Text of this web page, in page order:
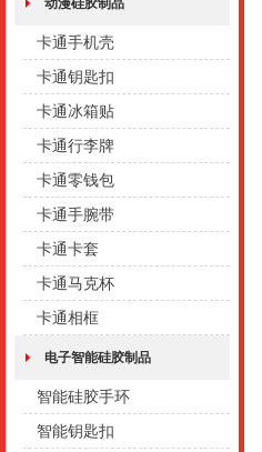
动漫硅胶制品
卡通手机壳
卡通钥匙扣
卡通冰箱贴
卡通行李牌
卡通零钱包
卡通手腕带
卡通卡套
卡通马克杯
卡通相框
电子智能硅胶制品
智能硅胶手环
智能钥匙扣